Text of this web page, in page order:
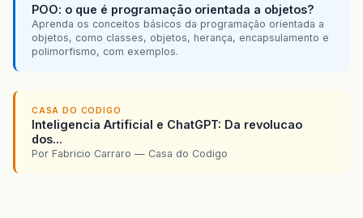
POO: o que é programação orientada a objetos?
Aprenda os conceitos básicos da programação orientada a
objetos, como classes, objetos, herança, encapsulamento e
polimorfismo, com exemplos.
CASA DO CODIGO
Inteligencia Artificial e ChatGPT: Da revolucao
dos...
Por Fabricio Carraro — Casa do Codigo